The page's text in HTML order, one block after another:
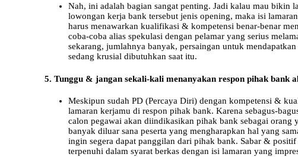
Nah, ini adalah bagian sangat penting. Jadi kalau mau bikin
lowongan kerja bank tersebut jenis opening, maka isi
harus menawarkan kualifikasi & kompetensi benar-benar
coba-coba alias spekulasi dengan pelamar yang serius
sekarang, jumlahnya banyak, persaingan untuk
sedang krusial dibutuhkan saat itu.
5. Tunggu & jangan sekali-kali menanyakan respon pihak bank
Meskipun sudah PD (Percaya Diri) dengan kompetensi &
lamaran kerjamu di respon pihak bank. Karena sebagus-
calon pegawai akan diindikasikan pihak bank sebagai
banyak diluar sana peserta yang mengharapkan hal yang
ingin segera dapat panggilan dari pihak bank. Sabar &
terpenuhi dalam syarat berkas dengan isi lamaran yang